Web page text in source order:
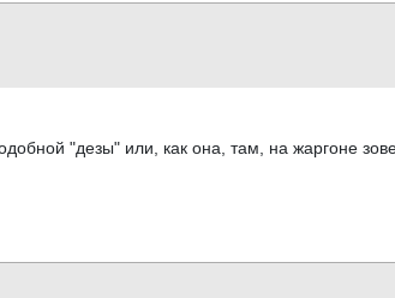
"дезы" или, как она, там, на жаргоне